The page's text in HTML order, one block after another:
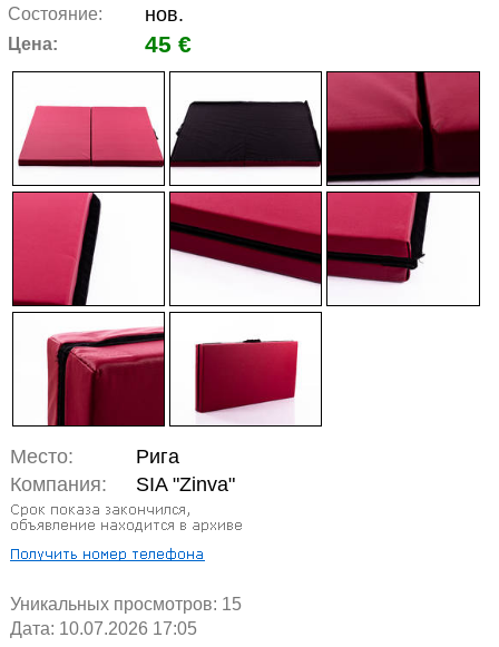
Состояние: нов.
Цена: 45 €
Место:
Рига
Компания:
SIA "Zinva"
Уникальных просмотров: 15
Дата: 10.07.2026 17:05